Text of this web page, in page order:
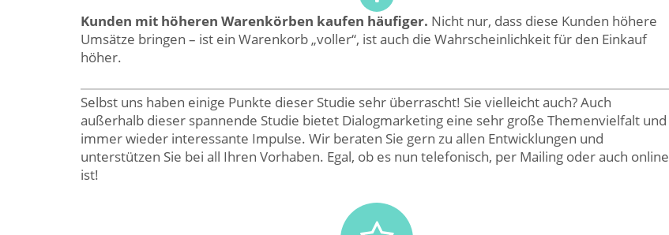
Kunden mit höheren Warenkörben kaufen häufiger. Nicht nur, dass diese Kunden höhere
Umsätze bringen – ist ein Warenkorb „voller“, ist auch die Wahrscheinlichkeit für den Einkauf
höher.
Selbst uns haben einige Punkte dieser Studie sehr überrascht! Sie vielleicht auch? Auch
außerhalb dieser spannende Studie bietet Dialogmarketing eine sehr große Themenvielfalt und
immer wieder interessante Impulse. Wir beraten Sie gern zu allen Entwicklungen und
unterstützen Sie bei all Ihren Vorhaben. Egal, ob es nun telefonisch, per Mailing oder auch online
ist!